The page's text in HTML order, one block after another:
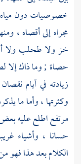
خصوصيات دون مياه
مجراه إلى أقصاه ،
خز ولا طحلب ولا
حصاة ; وما ذاك إلا
زيادته في أيام
وكثرتها ، وأما ما
مرتفع اطلع عليه
حسانا ، وأشياء
الكلام بعد هذا فهو